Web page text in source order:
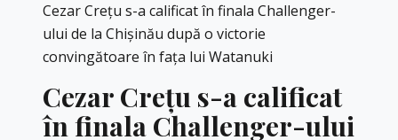
Cezar Crețu s-a calificat în finala Challenger-
ului de la Chișinău după o victorie
convingătoare în fața lui Watanuki
Cezar Crețu s-a calificat
în finala Challenger-ului